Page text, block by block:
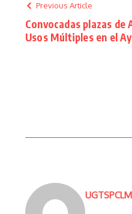
Previous Article
Convocadas plazas
Usos Múltiples en el
UGTSPCLM